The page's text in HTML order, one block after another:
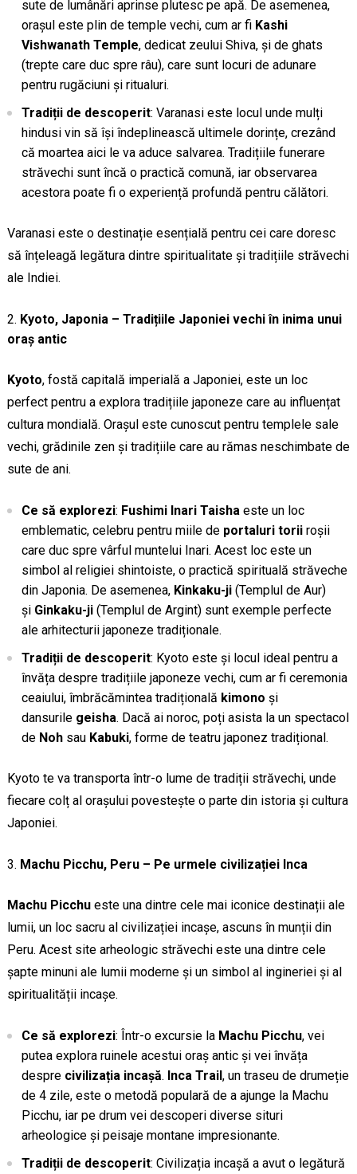
sute de lumânări aprinse plutesc pe apă. De asemenea,
orașul este plin de temple vechi, cum ar fi Kashi
Vishwanath Temple, dedicat zeului Shiva, și de ghats
(trepte care duc spre râu), care sunt locuri de adunare
pentru rugăciuni și ritualuri.
Tradiții de descoperit: Varanasi este locul unde mulți
hindusi vin să își îndeplinească ultimele dorințe, crezând
că moartea aici le va aduce salvarea. Tradițiile funerare
străvechi sunt încă o practică comună, iar observarea
acestora poate fi o experiență profundă pentru călători.
Varanasi este o destinație esențială pentru cei care doresc
să înțeleagă legătura dintre spiritualitate și tradițiile străvechi
ale Indiei.
Kyoto, Japonia – Tradițiile Japoniei vechi în inima unui
oraș antic
Kyoto, fostă capitală imperială a Japoniei, este un loc
perfect pentru a explora tradițiile japoneze care au influențat
cultura mondială. Orașul este cunoscut pentru templele sale
vechi, grădinile zen și tradițiile care au rămas neschimbate de
sute de ani.
Ce să explorezi: Fushimi Inari Taishaeste un loc
emblematic, celebru pentru miile de portaluri toriiroșii
care duc spre vârful muntelui Inari. Acest loc este un
simbol al religiei shintoiste, o practică spirituală străveche
din Japonia. De asemenea, Kinkaku-ji(Templul de Aur)
și Ginkaku-ji(Templul de Argint) sunt exemple perfecte
ale arhitecturii japoneze tradiționale.
Tradiții de descoperit: Kyoto este și locul ideal pentru a
învăța despre tradițiile japoneze vechi, cum ar fi ceremonia
ceaiului, îmbrăcămintea tradițională kimono și
dansurile geisha. Dacă ai noroc, poți asista la un spectacol
de Nohsau Kabuki, forme de teatru japonez tradițional.
Kyoto te va transporta într-o lume de tradiții străvechi, unde
fiecare colț al orașului povestește o parte din istoria și cultura
Japoniei.
Machu Picchu, Peru – Pe urmele civilizației Inca
Machu Picchueste una dintre cele mai iconice destinații ale
lumii, un loc sacru al civilizației incașe, ascuns în munții din
Peru. Acest site arheologic străvechi este una dintre cele
șapte minuni ale lumii moderne și un simbol al ingineriei și al
spiritualității incașe.
Ce să explorezi: Într-o excursie la Machu Picchu, vei
putea explora ruinele acestui oraș antic și vei învăța
despre civilizația incașă. Inca Trail , un traseu de drumeție
de 4 zile, este o metodă populară de a ajunge la Machu
Picchu, iar pe drum vei descoperi diverse situri
arheologice și peisaje montane impresionante.
Tradiții de descoperit: Civilizația incașă a avut o legătură